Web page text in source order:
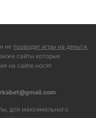
не проводит игры на деньги.
сайты которые
на сайте носят
для максимального